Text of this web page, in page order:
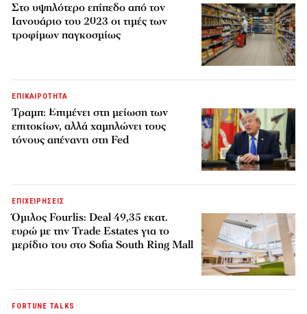
Στο υψηλότερο επίπεδο από τον
Ιανουάριο του 2023 οι τιμές των
τροφίμων παγκοσμίως
ΕΠΙΚΑΙΡΟΤΗΤΑ
Τραμπ: Επιμένει στη μείωση των
επιτοκίων, αλλά χαμηλώνει τους
τόνους απέναντι στη Fed
ΕΠΙΧΕΙΡΗΣΕΙΣ
Όμιλος Fourlis: Deal 49,35 εκατ.
ευρώ με την Trade Estates για το
μερίδιο του στο Sofia South Ring Mall
FORTUNE TALKS